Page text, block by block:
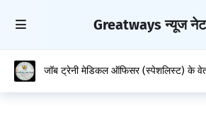
Greatways न्यूज
जॉब ट्रेनी मेडिकल ऑफिसर (स्पेशलिस्ट) के